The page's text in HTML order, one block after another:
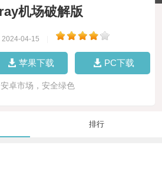
机场破解版
2024-04-15
苹果下载 PC下载
安卓市场，安全绿色
排行